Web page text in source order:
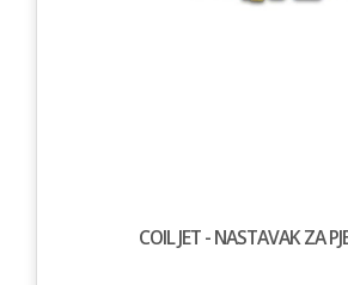
COIL JET - NASTAVAK ZA